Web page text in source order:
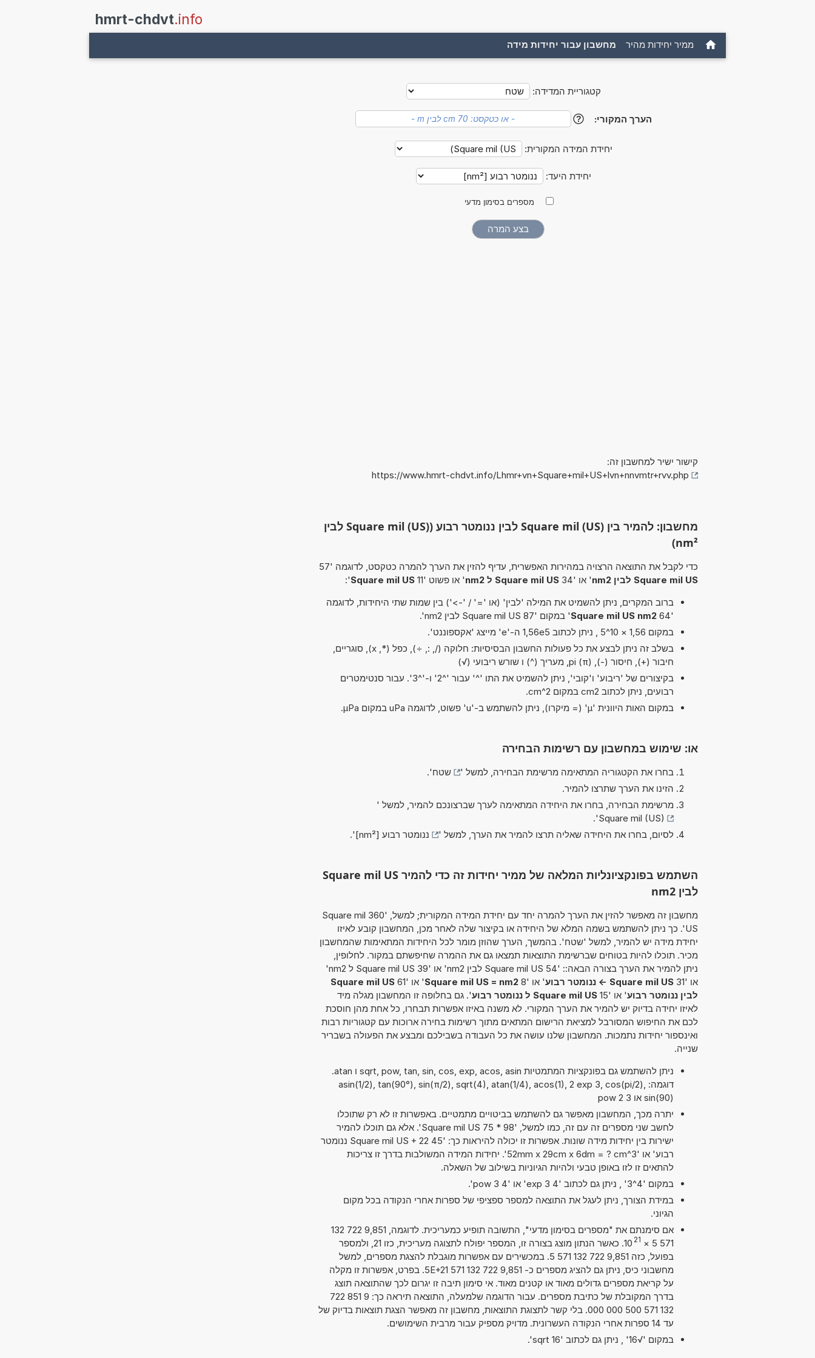
hmrt-chdvt.info
ממיר יחידות מהיר מחשבון עבור יחידות מידה
קטגוריית המדידה:
הערך המקורי: ?
יחידת המידה המקורית:
יחידת היעד:
מספרים בסימון מדעי
קישור ישיר למחשבון זה:
https://www.hmrt-chdvt.info/Lhmr+vn+Square+mil+US+lvn+nnvmtr+rvv.php
מחשבון: להמיר בין Square mil (US) לבין ננומטר רבוע (Square mil (US) לבין
nm²)
כדי לקבל את התוצאה הרצויה במהירות האפשרית, עדיף להזין את הערך להמרה כטקסט, לדוגמה '57
Square mil US לבין nm2
' או '34 Square mil US ל nm2 ' או פשוט '11 Square mil US
':
ברוב המקרים, ניתן להשמיט את המילה 'לבין' (או '=' / '->') בין שמות שתי היחידות, לדוגמה
'64
Square mil US nm2' במקום '87 Square mil US לבין nm2'.
במקום 1,56 × 10^5 , ניתן לכתוב 1,56e5 ה-'e' מייצג 'אקספוננט'.
בשלב זה ניתן לבצע את כל פעולות החשבון הבסיסיות: חלוקה (/, :, ÷), כפל (*, x), סוגריים,
חיבור (+), חיסור (-), pi (π), מעריך (^) ו שורש ריבועי (√)
בקיצורים של 'ריבוע' ו'קובי', ניתן להשמיט את התו '^' עבור '^2' ו-'^3'. עבור סנטימטרים
רבועים, ניתן לכתוב cm2 במקום cm^2.
במקום האות היוונית 'µ' (= מיקרו), ניתן להשתמש ב-'u' פשוט, לדוגמה uPa במקום µPa.
או: שימוש במחשבון עם רשימות הבחירה
בחרו את הקטגוריה המתאימה מרשימת הבחירה, למשל ' שטח'.
הזינו את הערך שתרצו להמיר.
מרשימת הבחירה, בחרו את היחידה המתאימה לערך שברצונכם להמיר, למשל '
Square mil (US)
'.
לסיום, בחרו את היחידה שאליה תרצו להמיר את הערך, למשל '
ננומטר רבוע [nm²] '.
השתמש בפונקציונליות המלאה של ממיר יחידות זה כדי להמיר Square mil US
לבין nm2
מחשבון זה מאפשר להזין את הערך להמרה יחד עם יחידת המידה המקורית; למשל, '360 Square mil
US'. כך ניתן להשתמש בשמה המלא של היחידה או בקיצור שלה לאחר מכן, המחשבון קובע לאיזו
יחידת מידה יש להמיר, למשל 'שטח'. בהמשך, הערך שהוזן מומר לכל היחידות המתאימות שהמחשבון
מכיר. תוכלו להיות בטוחים שברשימת התוצאות תמצאו גם את ההמרה שחיפשתם במקור. לחלופין,
ניתן להמיר את הערך בצורה הבאה:: '54 Square mil US לבין nm2' או '39 Square mil US ל nm2'
או '31
Square mil US -> ננומטר רבוע ' או '8 Square mil US = nm2' או '61
Square mil US
לבין ננומטר רבוע' או '15 Square mil US ל ננומטר רבוע
'. גם בחלופה זו המחשבון מגלה מיד
לאיזו יחידה בדיוק יש להמיר את הערך המקורי. לא משנה באיזו אפשרות תבחרו, כל אחת מהן חוסכת
לכם את החיפוש המסורבל למציאת הרישום המתאים מתוך רשימות בחירה ארוכות עם קטגוריות רבות
ואינספור יחידות נתמכות. המחשבון שלנו עושה את כל העבודה בשבילכם ומבצע את הפעולה בשבריר
שנייה.
ניתן להשתמש גם בפונקציות המתמטיות sqrt, pow, tan, sin, cos, exp, acos, asin ו atan.
דוגמה: asin(1/2), tan(90°), sin(π/2), sqrt(4), atan(1/4), acos(1), 2 exp 3, cos(pi/2),
sin(90) או 3 pow 2
יתרה מכך, המחשבון מאפשר גם להשתמש בביטויים מתמטיים. באפשרות זו לא רק שתוכלו
לחשב שני מספרים זה עם זה, כמו למשל, '98 * 75 Square mil US'. אלא גם תוכלו להמיר
ישירות בין יחידות מידה שונות. אפשרות זו יכולה להיראות כך: '45 Square mil US + 22 ננומטר
רבוע' או '52mm x 29cm x 6dm = ? cm^3'. יחידות המידה המשולבות בדרך זו צריכות
להתאים זו לזו באופן טבעי ולהיות הגיוניות בשילוב של השאלה.
במקום '4^3' , ניתן גם לכתוב '4 exp 3' או '4 pow 3'.
במידת הצורך, ניתן לעגל את התוצאה למספר ספציפי של ספרות אחרי הנקודה בכל מקום
הגיוני.
אם סימנתם את "מספרים בסימון מדעי", התשובה תופיע כמעריכית. לדוגמה, 9,851 722 132
571 5
×
10 21
. כאשר הנתון מוצג בצורה זו, המספר יפולח לתצוגה מעריכית, כזו 21, ולמספר
בפועל, כזה 9,851 722 132 571 5. במכשירים עם אפשרות מוגבלת להצגת מספרים, למשל
מחשבוני כיס, ניתן גם להציג מספרים כ- 9,851 722 132 571 5E+21. בפרט, אפשרות זו מקלה
על קריאת מספרים גדולים מאוד או קטנים מאוד. אי סימון תיבה זו יגרום לכך שהתוצאה תוצג
בדרך המקובלת של כתיבת מספרים. עבור הדוגמה שלמעלה, התוצאה תיראה כך: 9 851 722
132 571 500 000 000. בלי קשר לתצוגת התוצאות, מחשבון זה מאפשר הצגת תוצאות בדיוק של
עד 14 ספרות אחרי הנקודה העשרונית. מדויק מספיק עבור מרבית השימושים.
במקום '√16' , ניתן גם לכתוב 'sqrt 16'.